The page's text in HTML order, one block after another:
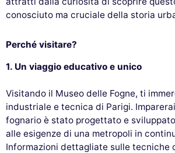
conosciuto ma cruciale della storia
Perché visitare?
1. Un viaggio educativo e unico
Visitando il Museo delle Fogne, ti
industriale e tecnica di Parigi.
fognario è stato progettato e
alle esigenze di una metropoli in
Informazioni dettagliate sulle tecniche